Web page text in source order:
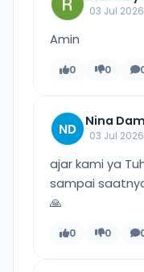
03 Jul
Amin
0 0
ND Nina
03 Jul
ajar kami ya
sampai
🙏
0 0